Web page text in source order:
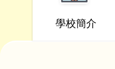
navigation
學校簡介